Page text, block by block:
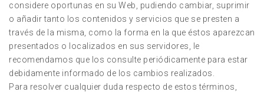
considere oportunas en su Web, pudiendo cambiar, suprimir
o añadir tanto los contenidos y servicios que se presten a
través de la misma, como la forma en la que éstos aparezcan
presentados o localizados en sus servidores, le
recomendamos que los consulte periódicamente para estar
debidamente informado de los cambios realizados.
Para resolver cualquier duda respecto de estos términos,